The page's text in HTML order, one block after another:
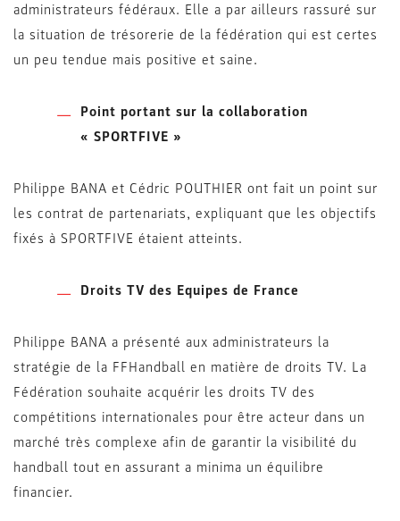
administrateurs fédéraux. Elle a par ailleurs rassuré sur
la situation de trésorerie de la fédération qui est certes
un peu tendue mais positive et saine.
Point portant sur la collaboration
« SPORTFIVE »
Philippe BANA et Cédric POUTHIER ont fait un point sur
les contrat de partenariats, expliquant que les objectifs
fixés à SPORTFIVE étaient atteints.
Droits TV des Equipes de France
Philippe BANA a présenté aux administrateurs la
stratégie de la FFHandball en matière de droits TV. La
Fédération souhaite acquérir les droits TV des
compétitions internationales pour être acteur dans un
marché très complexe afin de garantir la visibilité du
handball tout en assurant a minima un équilibre
financier.